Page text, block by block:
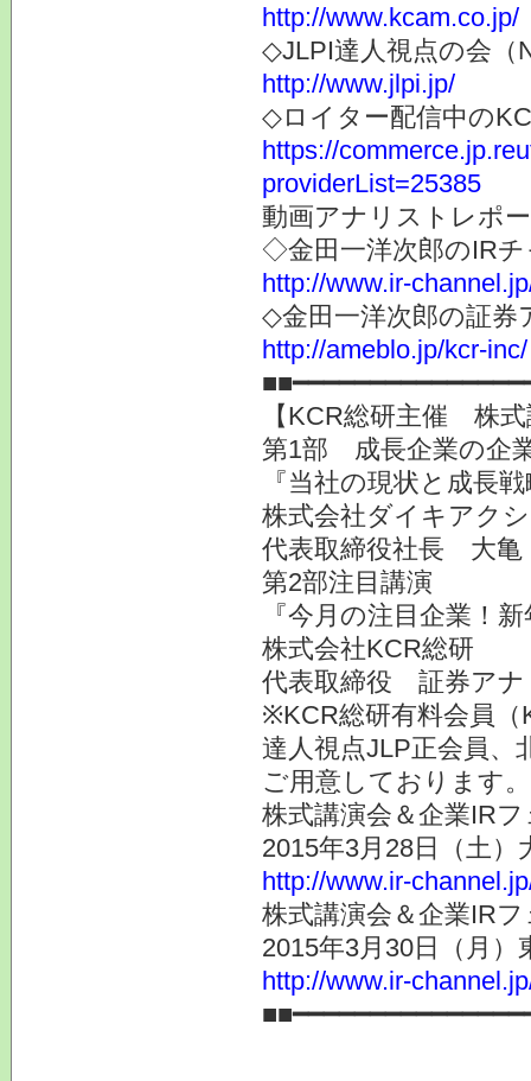
http://www.kcam.co.jp/
◇JLPI達人視点の会（
http://www.jlpi.jp/
◇ロイター配信中の
https://
providerList=25385
動画アナリストレポ
◇金田一洋次郎のIR
http://www.ir-
◇金田一洋次郎の証券
http://ameblo.jp/kcr-inc/
【KCR総研主催 株
第1部 成長企業の企
『当社の現状と成長
株式会社ダイキアク
代表取締役社長 大
第2部注目講演
『今月の注目企業！
株式会社KCR総研
代表取締役 証券ア
※KCR総研有料会員（
達人視点JLP正会員、
ご用意しております。
株式講演会＆企業IR
2015年3月28日（土
http://www.ir-
株式講演会＆企業IR
2015年3月30日（月
http://www.ir-